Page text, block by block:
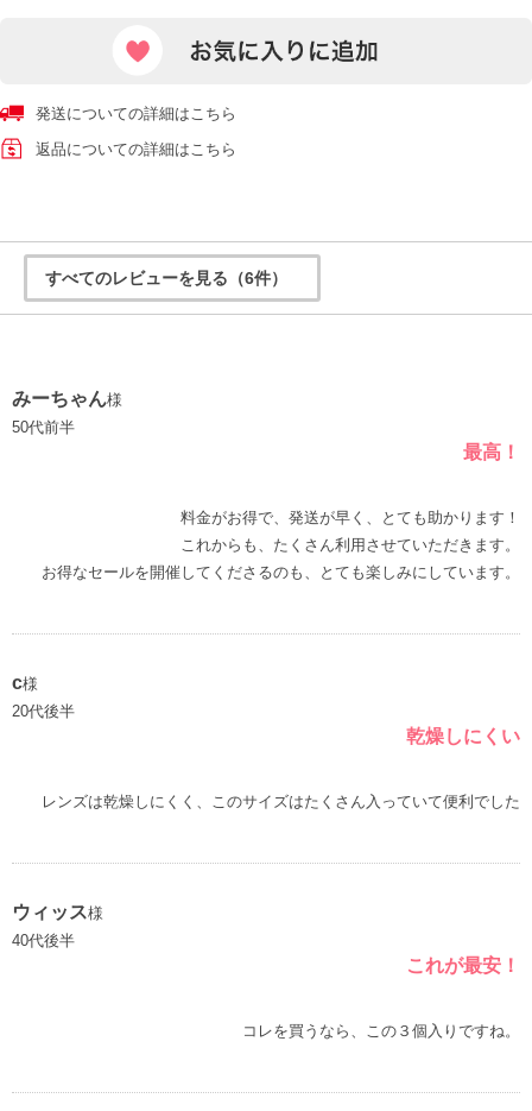
発送についての詳細はこちら
返品についての詳細はこちら
すべてのレビューを見る（6件）
みーちゃん様
50代前半
最高！
料金がお得で、発送が早く、とても助かります！
これからも、たくさん利用させていただきます。
c様
20代後半
乾燥しにくい
レンズは乾燥しにくく、このサイズはたくさん入っていて便利でした
ウィッス様
40代後半
これが最安！
コレを買うなら、この３個入りですね。